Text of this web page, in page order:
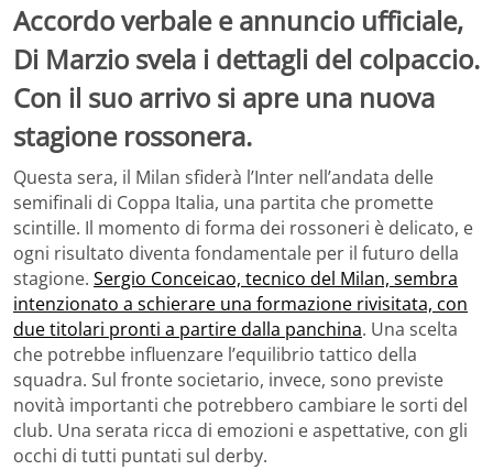
Accordo verbale e annuncio ufficiale,
Di Marzio svela i dettagli del colpaccio.
Con il suo arrivo si apre una nuova
stagione rossonera.
Questa sera, il Milan sfiderà l’Inter nell’andata delle
semifinali di Coppa Italia, una partita che promette
scintille. Il momento di forma dei rossoneri è delicato, e
ogni risultato diventa fondamentale per il futuro della
stagione. Sergio Conceicao, tecnico del Milan, sembra
intenzionato a schierare una formazione rivisitata, con
due titolari pronti a partire dalla panchina. Una scelta
che potrebbe influenzare l’equilibrio tattico della
squadra. Sul fronte societario, invece, sono previste
novità importanti che potrebbero cambiare le sorti del
club. Una serata ricca di emozioni e aspettative, con gli
occhi di tutti puntati sul derby.